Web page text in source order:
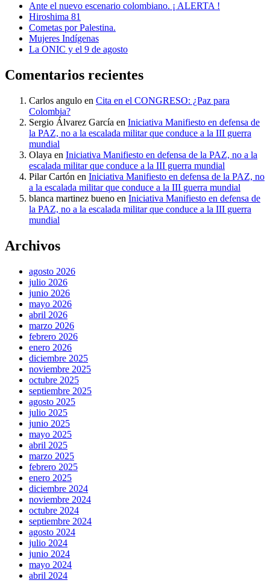
Ante el nuevo escenario colombiano. ¡ ALERTA !
Hiroshima 81
Cometas por Palestina.
Mujeres Indígenas
La ONIC y el 9 de agosto
Comentarios recientes
Carlos angulo en Cita en el CONGRESO: ¿Paz para
Colombia?
Sergio Álvarez García en Iniciativa Manifiesto en defensa de
la PAZ, no a la escalada militar que conduce a la III guerra
mundial
Olaya en Iniciativa Manifiesto en defensa de la PAZ, no a la
escalada militar que conduce a la III guerra mundial
Pilar Cartón en Iniciativa Manifiesto en defensa de la PAZ, no
a la escalada militar que conduce a la III guerra mundial
blanca martinez bueno en Iniciativa Manifiesto en defensa de
la PAZ, no a la escalada militar que conduce a la III guerra
mundial
Archivos
agosto 2026
julio 2026
junio 2026
mayo 2026
abril 2026
marzo 2026
febrero 2026
enero 2026
diciembre 2025
noviembre 2025
octubre 2025
septiembre 2025
agosto 2025
julio 2025
junio 2025
mayo 2025
abril 2025
marzo 2025
febrero 2025
enero 2025
diciembre 2024
noviembre 2024
octubre 2024
septiembre 2024
agosto 2024
julio 2024
junio 2024
mayo 2024
abril 2024